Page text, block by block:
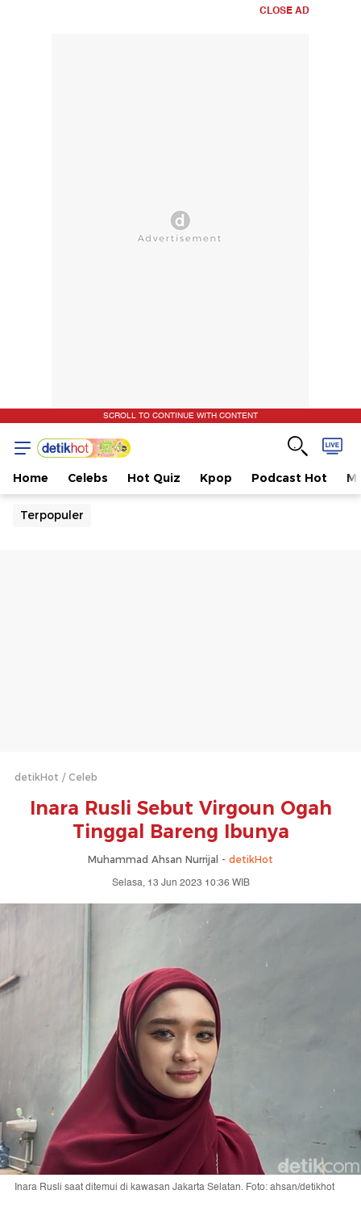
CLOSE AD
SCROLL TO CONTINUE WITH CONTENT
Home Celebs Hot Quiz Kpop Podcast Hot
Terpopuler
detikHot Celeb
Inara Rusli Sebut Virgoun Ogah
Tinggal Bareng Ibunya
Muhammad Ahsan Nurrijal - detikHot
Selasa, 13 Jun 2023 10:36 WIB
Inara Rusli saat ditemui di kawasan Jakarta Selatan. Foto: ahsan/detikhot